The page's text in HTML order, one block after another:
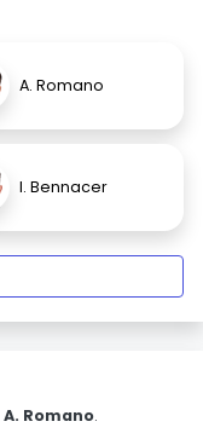
A. Romano
I. Bennacer
A. Romano.